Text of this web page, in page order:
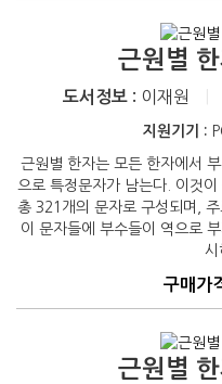
근원별
도서정보 : 이재원
지원기기 :
근원별 한자는 모든 한자에서
으로 특정문자가 남는다. 이것
총 321개의 문자로 구성되며,
이 문자들에 부수들이 역으로
시
구매가
근원별